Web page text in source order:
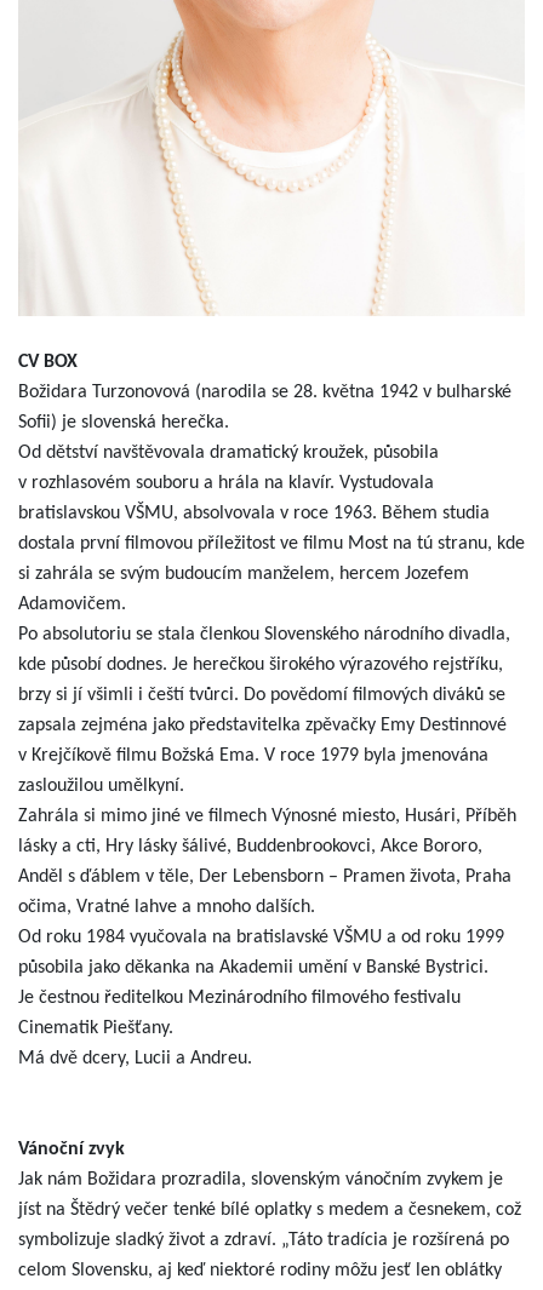
CV BOX
Božidara Turzonovová (narodila se 28. května 1942 v bulharské
Sofii) je slovenská herečka.
Od dětství navštěvovala dramatický kroužek, působila
v rozhlasovém souboru a hrála na klavír. Vystudovala
bratislavskou VŠMU, absolvovala v roce 1963. Během studia
dostala první filmovou příležitost ve filmu Most na tú stranu, kde
si zahrála se svým budoucím manželem, hercem Jozefem
Adamovičem.
Po absolutoriu se stala členkou Slovenského národního divadla,
kde působí dodnes. Je herečkou širokého výrazového rejstříku,
brzy si jí všimli i čeští tvůrci. Do povědomí filmových diváků se
zapsala zejména jako představitelka zpěvačky Emy Destinnové
v Krejčíkově filmu Božská Ema. V roce 1979 byla jmenována
zasloužilou umělkyní.
Zahrála si mimo jiné ve filmech Výnosné miesto, Husári, Příběh
lásky a cti, Hry lásky šálivé, Buddenbrookovci, Akce Bororo,
Anděl s ďáblem v těle, Der Lebensborn – Pramen života, Praha
očima, Vratné lahve a mnoho dalších.
Od roku 1984 vyučovala na bratislavské VŠMU a od roku 1999
působila jako děkanka na Akademii umění v Banské Bystrici.
Je čestnou ředitelkou Mezinárodního filmového festivalu
Cinematik Piešťany.
Má dvě dcery, Lucii a Andreu.
Vánoční zvyk
Jak nám Božidara prozradila, slovenským vánočním zvykem je
jíst na Štědrý večer tenké bílé oplatky s medem a česnekem, což
symbolizuje sladký život a zdraví. „Táto tradícia je rozšírená po
celom Slovensku, aj keď niektoré rodiny môžu jesť len oblátky